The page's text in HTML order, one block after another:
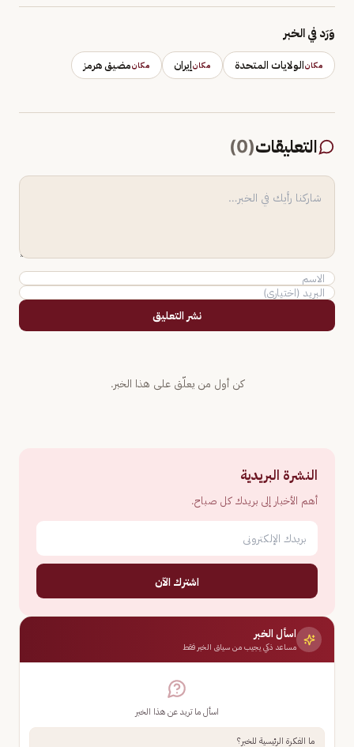
وَرَد في الخبر
مكانالولايات المتحدة مكانإيران مكانمضيق هرمز
التعليقات(
0
)
نشر التعليق
كن أول من يعلّق على هذا الخبر.
النشرة البريدية
أهم الأخبار إلى بريدك كل صباح.
اشترك الآن
اسأل الخبر
مساعد ذكي يجيب من سياق الخبر فقط
اسأل ما تريد عن هذا الخبر
ما الفكرة الرئيسية للخبر؟